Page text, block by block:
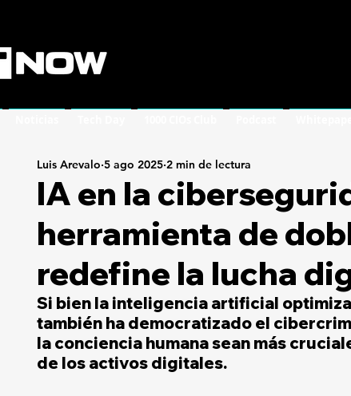
IA en la
herramienta de
redefine la lucha
Luis Arevalo 5 ago 2025 2 min de lectura
Si bien la inteligencia artificial
también ha democratizado el
la conciencia humana sean más
de los activos digitales.